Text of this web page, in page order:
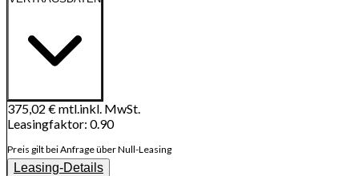
375,02 €mtl.inkl. MwSt.
Leasingfaktor: 0.90
Preis gilt bei Anfrage über Null-Leasing
Leasing-Details